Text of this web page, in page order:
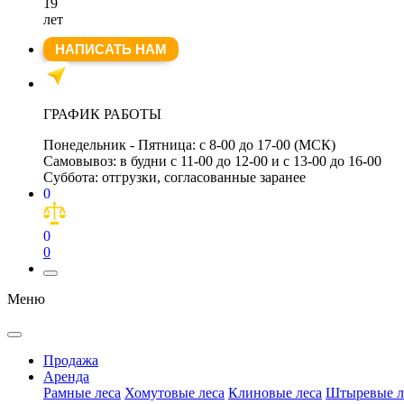
лет
НАПИСАТЬ НАМ
ГРАФИК РАБОТЫ
Понедельник - Пятница: с 8-00 до 17-00 (МСК)
Самовывоз: в будни с 11-00 до 12-00 и с 13-00 до 16-00
Суббота: отгрузки, согласованные заранее
0
0
0
Меню
Продажа
Аренда
Рамные леса Хомутовые леса Клиновые леса Штыревые